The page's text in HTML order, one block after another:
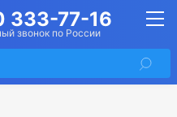
333-77-16
звонок по России